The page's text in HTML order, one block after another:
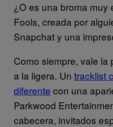
¿O es una broma muy
Fools, creada por
Snapchat y una
Como siempre, vale la
a la ligera. Un tracklist
diferente con una
Parkwood
cabecera, invitados